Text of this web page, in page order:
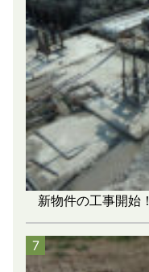
新物件の工事開始！
7